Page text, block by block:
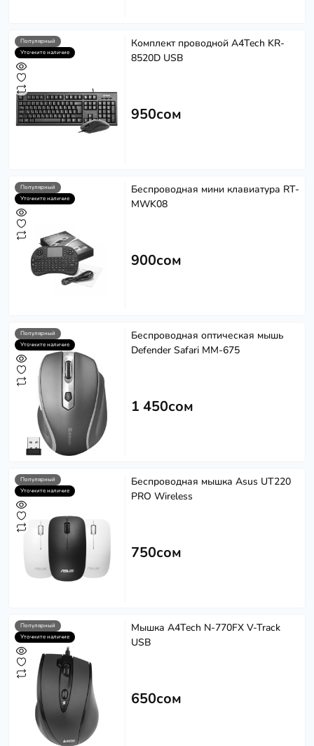
Популярный
Уточните наличие
Комплект проводной A4Tech KR-
8520D USB
950сом
Популярный
Уточните наличие
Беспроводная мини клавиатура RT-
MWK08
900сом
Популярный
Уточните наличие
Беспроводная оптическая мышь
Defender Safari MM-675
1 450сом
Популярный
Уточните наличие
Беспроводная мышка Asus UT220
PRO Wireless
750сом
Популярный
Уточните наличие
Мышка A4Tech N-770FX V-Track
USB
650сом